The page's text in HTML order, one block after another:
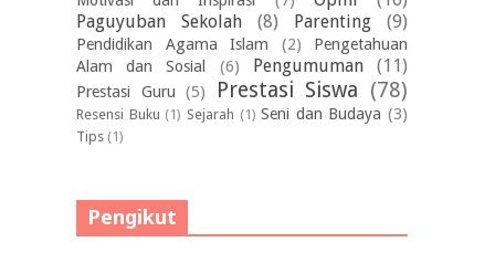
Paguyuban Sekolah
(8) Parenting (9)
Pendidikan Agama Islam (2)
Pengetahuan
Alam dan Sosial
(6) Pengumuman (11)
Prestasi Guru (5) Prestasi Siswa (78)
Resensi Buku (1) Sejarah (1) Seni dan Budaya (3)
Tips (1)
Pengikut